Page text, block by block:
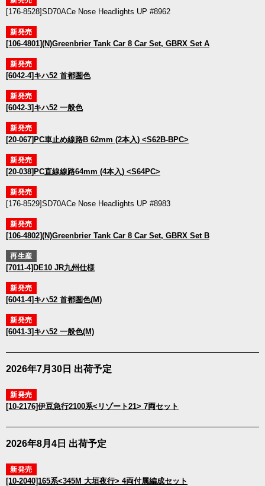
[176-8528]SD70ACe Nose Headlights UP #8962
新発売
[106-4801](N)Greenbrier Tank Car 8 Car Set, GBRX Set A
新発売
[6042-4]キハ52 首都圏色
新発売
[6042-3]キハ52 一般色
新発売
[20-067]PC車止め線路B 62mm (2本入) <S62B-BPC>
新発売
[20-038]PC直線線路64mm (4本入) <S64PC>
新発売
[176-8529]SD70ACe Nose Headlights UP #8983
新発売
[106-4802](N)Greenbrier Tank Car 8 Car Set, GBRX Set B
再生産
[7011-4]DE10 JR九州仕様
新発売
[6041-4]キハ52 首都圏色(M)
新発売
[6041-3]キハ52 一般色(M)
2026年7月30日 出荷予定
新発売
[10-2176]伊豆急行2100系<リゾート21> 7両セット
2026年8月4日 出荷予定
新発売
[10-2040]165系<345M 大垣夜行> 4両付属編成セット